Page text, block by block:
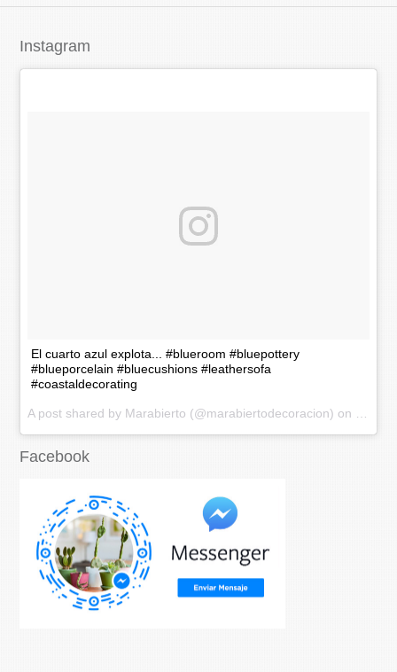
Instagram
El cuarto azul explota... #blueroom #bluepottery
#blueporcelain #bluecushions #leathersofa
#coastaldecorating
Facebook